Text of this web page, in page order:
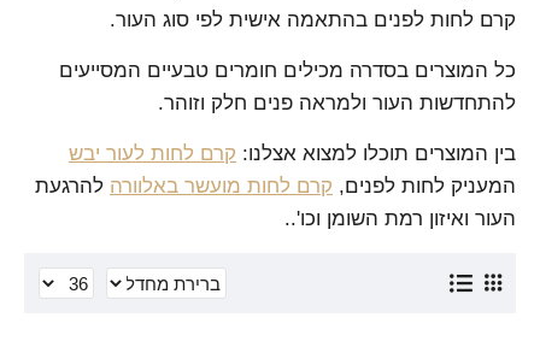
קרם לחות לפנים בהתאמה אישית לפי סוג העור.
כל המוצרים בסדרה מכילים חומרים טבעיים המסייעים
להתחדשות העור ולמראה פנים חלק וזוהר.
בין המוצרים תוכלו למצוא אצלנו: קרם לחות לעור יבש
המעניק לחות לפנים, קרם לחות מועשר באלוורה להרגעת
העור ואיזון רמת השומן וכו'..